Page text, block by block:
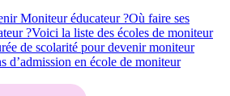
Moniteur éducateur ?Où faire ses
?Voici la liste des écoles de moniteur
de scolarité pour devenir moniteur
d’admission en école de moniteur